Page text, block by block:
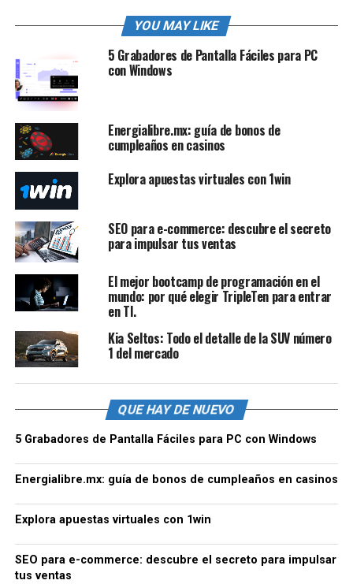
YOU MAY LIKE
5 Grabadores de Pantalla Fáciles para PC
con Windows
Energialibre.mx: guía de bonos de
cumpleaños en casinos
Explora apuestas virtuales con 1win
SEO para e-commerce: descubre el secreto
para impulsar tus ventas
El mejor bootcamp de programación en el
mundo: por qué elegir TripleTen para entrar
en TI.
Kia Seltos: Todo el detalle de la SUV número
1 del mercado
QUE HAY DE NUEVO
5 Grabadores de Pantalla Fáciles para PC con Windows
Energialibre.mx: guía de bonos de cumpleaños en casinos
Explora apuestas virtuales con 1win
SEO para e-commerce: descubre el secreto para impulsar
tus ventas